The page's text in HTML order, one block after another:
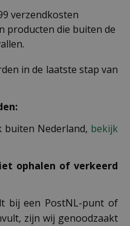
verzendkosten
producten die buiten de
in de laatste stap van
buiten Nederland, bekijk
ophalen of verkeerd
bij een PostNL-punt of
zijn wij genoodzaakt